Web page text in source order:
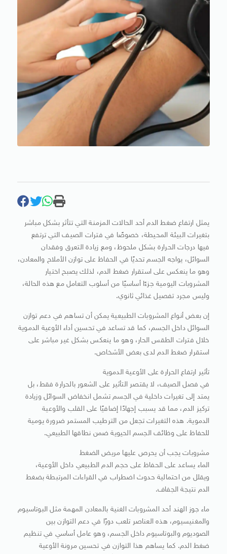
يمثل ارتفاع ضغط الدم أحد الحالات المزمنة التي تتأثر بشكل مباشر
بتغيرات البيئة المحيطة، خصوصًا في فترات الصيف التي ترتفع
فيها درجات الحرارة بشكل ملحوظ، ومع زيادة التعرق وفقدان
السوائل، يواجه الجسم تحديًا في الحفاظ على توازن الأملاح والمعادن،
وهو ما ينعكس على استقرار ضغط الدم، لذلك يصبح اختيار
المشروبات اليومية جزءًا أساسيًا من أسلوب التعامل مع هذه الحالة،
وليس مجرد تفصيل غذائي ثانوي.
إن بعض أنواع المشروبات الطبيعية يمكن أن تساهم في دعم توازن
السوائل داخل الجسم، كما قد تساعد في تحسين أداء الأوعية الدموية
خلال فترات الطقس الحار، وهو ما ينعكس بشكل غير مباشر على
استقرار ضغط الدم لدى بعض الأشخاص.
تأثير ارتفاع الحرارة على الأوعية الدموية
في فصل الصيف، لا يقتصر التأثير على الشعور بالحرارة فقط، بل
يمتد إلى تغيرات داخلية في الجسم تشمل انخفاض السوائل وزيادة
تركيز الدم، مما قد يسبب إجهادًا إضافيًا على القلب والأوعية
الدموية. هذه التغيرات تجعل من الترطيب المستمر ضرورة يومية
للحفاظ على وظائف الجسم الحيوية ضمن نطاقها الطبيعي.
مشروبات يجب أن يحرص عليها مريض الضغط
الماء يساعد على الحفاظ على حجم الدم الطبيعي داخل الأوعية،
ويقلل من احتمالية حدوث اضطراب في القراءات المرتبطة بضغط
الدم نتيجة الجفاف.
ماء جوز الهند أحد المشروبات الغنية بالمعادن المهمة مثل البوتاسيوم
والمغنيسيوم، هذه العناصر تلعب دورًا في دعم التوازن بين
الصوديوم والبوتاسيوم داخل الجسم، وهو عامل أساسي في تنظيم
ضغط الدم. كما يساهم هذا التوازن في تحسين مرونة الأوعية